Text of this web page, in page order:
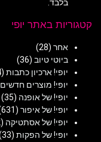
בלבד.
קטגוריות באתר יופי
אחר (28)
ביוטי טיוב (36)
יופי! ארכיון כתבות (954)
יופי! מוצרים חדשים
יופי! של אופנה (35)
יופי! של איפור (631)
יופי! של אסתטיקה (502)
יופי! של הפקות (33)